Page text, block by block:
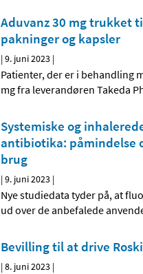
Aduvanz 30 mg trukket
pakninger og kapsler
|9. juni 2023 |
Patienter, der er i behandling
mg fra leverandøren Takeda
Systemiske og
antibiotika: påmindelse
brug
|9. juni 2023 |
Nye studiedata tyder på, at
ud over de anbefalede
Bevilling til at drive
|8. juni 2023 |